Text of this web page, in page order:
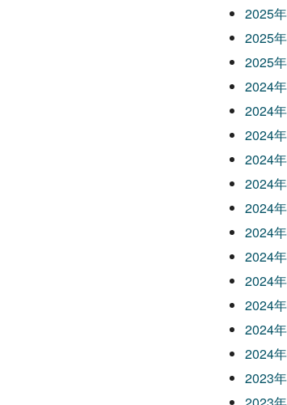
2025
2025
2025
2024
2024
2024
2024
2024
2024
2024
2024
2024
2024
2024
2024
2023